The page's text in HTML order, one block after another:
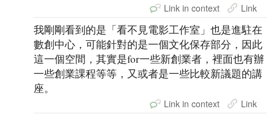
Link in context Link
我剛剛看到的是「看不見電影工作室」也是進駐在
數創中心，可能針對的是一個文化保存部分，因此
這一個空間，其實是for一些新創業者，裡面也有辦
一些創業課程等等，又或者是一些比較新議題的講
座。
Link in context Link